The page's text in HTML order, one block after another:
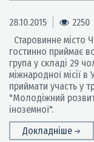
28.10.2015
2250
Старовинне місто
гостинно приймає
група у складі 29
міжнародної місії
приймати участь у
"Молодіжний
іноземної".
Докладніше